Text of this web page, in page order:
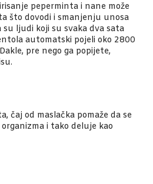
peperminta i nane može
što dovodi i smanjenju unosa
ljudi koji su svaka dva sata
automatski pojeli oko 2800
pre nego ga popijete,
čaj od maslačka pomaže da se
i tako deluje kao